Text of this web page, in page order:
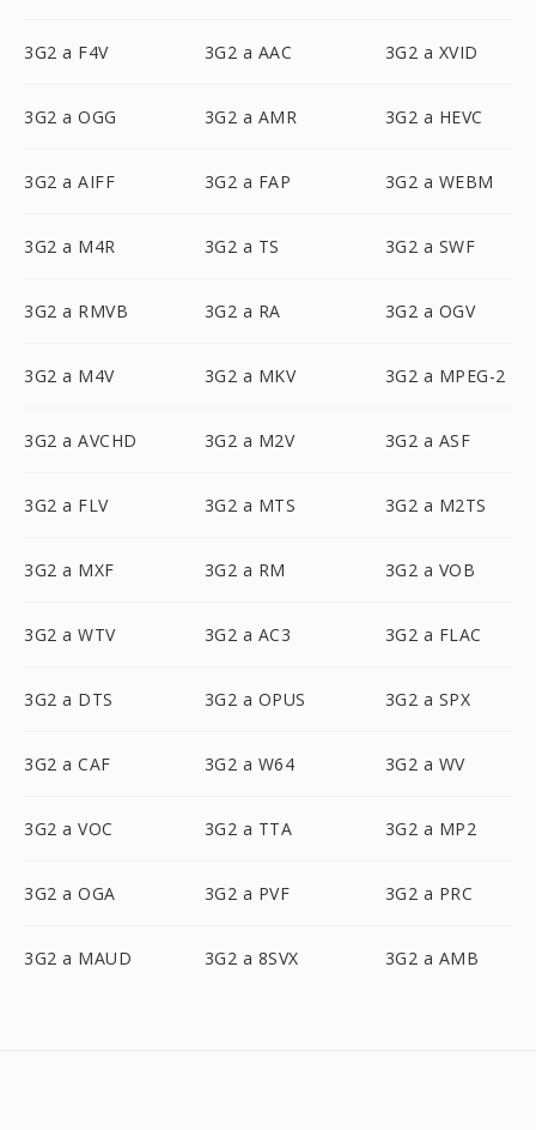
3G2 a F4V 3G2 a AAC 3G2 a XVID
3G2 a OGG 3G2 a AMR 3G2 a HEVC
3G2 a AIFF 3G2 a FAP 3G2 a WEBM
3G2 a M4R 3G2 a TS 3G2 a SWF
3G2 a RMVB 3G2 a RA 3G2 a OGV
3G2 a M4V 3G2 a MKV 3G2 a MPEG-2
3G2 a AVCHD 3G2 a M2V 3G2 a ASF
3G2 a FLV 3G2 a MTS 3G2 a M2TS
3G2 a MXF 3G2 a RM 3G2 a VOB
3G2 a WTV 3G2 a AC3 3G2 a FLAC
3G2 a DTS 3G2 a OPUS 3G2 a SPX
3G2 a CAF 3G2 a W64 3G2 a WV
3G2 a VOC 3G2 a TTA 3G2 a MP2
3G2 a OGA 3G2 a PVF 3G2 a PRC
3G2 a MAUD 3G2 a 8SVX 3G2 a AMB